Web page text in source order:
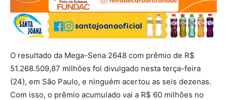
O resultado da Mega-Sena 2648 com prêmio de R$
51.268.509,87 milhões foi divulgado nesta terça-feira
(24), em São Paulo, e ninguém acertou as seis dezenas.
Com isso, o prêmio acumulado vai a R$ 60 milhões no